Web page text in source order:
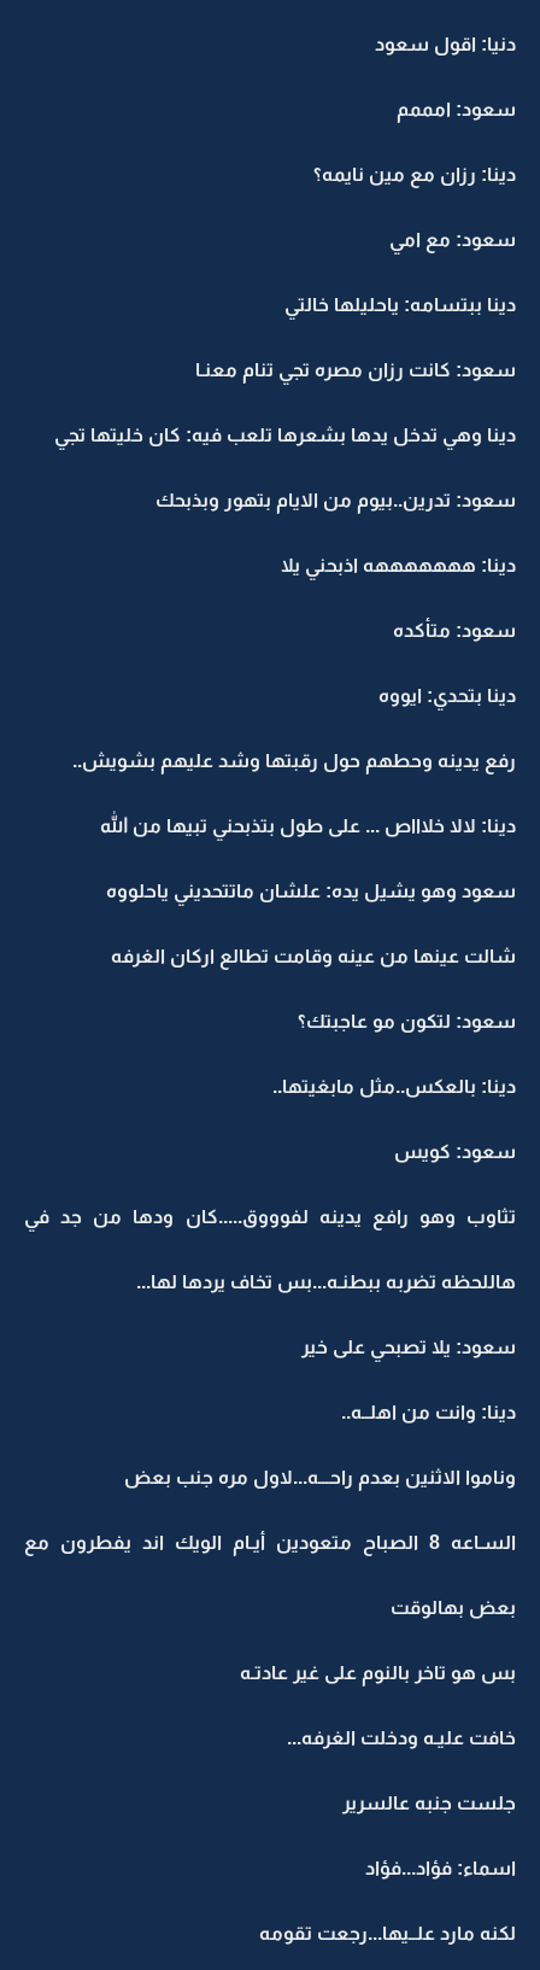
دنيا: اقول سعود
سعود: امممم
دينا: رزان مع مين نايمه؟
سعود: مع امي
دينا ببتسامه: ياحليلها خالتي
سعود: كانت رزان مصره تجي تنام معنـا
دينا وهي تدخل يدها بشعرها تلعب فيه: كان خليتها تجي
سعود: تدرين..بيوم من الايام بتهور وبذبحك
دينا: هههههههه اذبحني يلا
سعود: متأكده
دينا بتحدي: ايووه
رفع يدينه وحطهم حول رقبتها وشد عليهم بشويش..
دينا: لالا خلاااص ... على طول بتذبحني تبيها من الله
سعود وهو يشيل يده: علشان ماتتحديني ياحلووه
شالت عينها من عينه وقامت تطالع اركان الغرفه
سعود: لتكون مو عاجبتك؟
دينا: بالعكس..مثل مابغيتها..
سعود: كويس
تثاوب وهو رافع يدينه لفوووق.....كان ودها من جد في
هاللحظه تضربه ببطنـه...بس تخاف يردها لها...
سعود: يلا تصبحي على خير
دينا: وانت من اهلــه..
وناموا الاثنين بعدم راحـــه...لاول مره جنب بعض
السـاعه 8 الصباح متعودين أيـام الويك اند يفطرون مع
بعض بهالوقت
بس هو تاخر بالنوم على غير عادتـه
خافت عليـه ودخلت الغرفه...
جلست جنبه عالسرير
اسماء: فؤاد...فؤاد
لكنه مارد علــيها...رجعت تقومه